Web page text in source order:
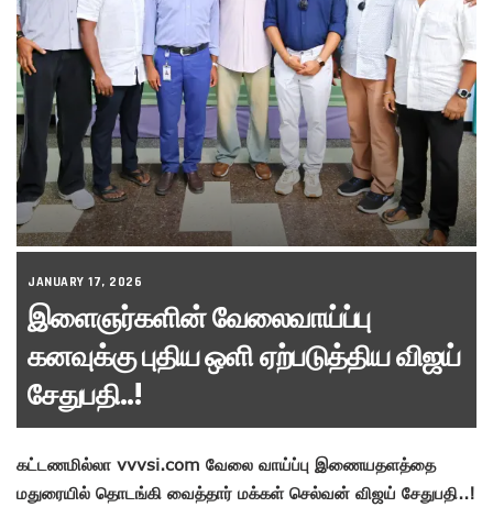
JANUARY 17, 2026
இளைஞர்களின் வேலைவாய்ப்பு
கனவுக்கு புதிய ஒளி ஏற்படுத்திய விஜய்
சேதுபதி..!
கட்டணமில்லா vvvsi.com வேலை வாய்ப்பு இணையதளத்தை
மதுரையில் தொடங்கி வைத்தார் மக்கள் செல்வன் விஜய் சேதுபதி..!